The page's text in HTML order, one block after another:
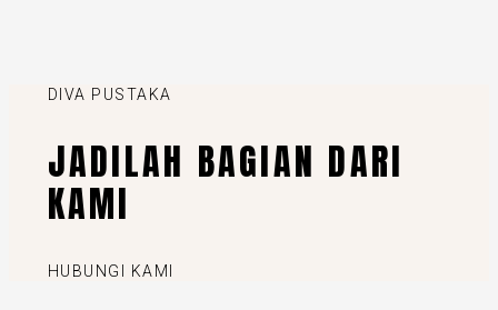
DIVA PUSTAKA
JADILAH BAGIAN DARI
KAMI
HUBUNGI KAMI